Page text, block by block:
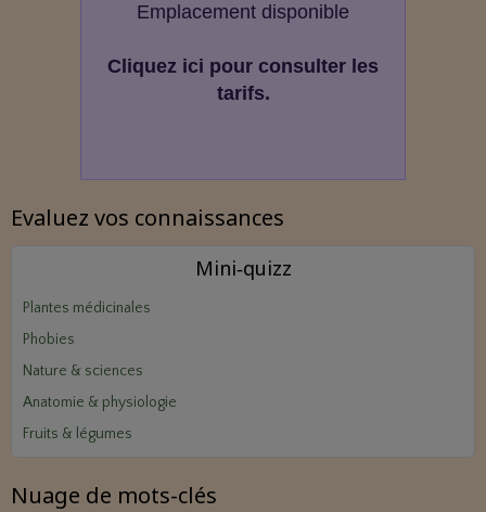
Emplacement disponible
Cliquez ici pour consulter les
tarifs.
Evaluez vos connaissances
Mini‑quizz
Plantes médicinales
Phobies
Nature & sciences
Anatomie & physiologie
Fruits & légumes
Nuage de mots-clés